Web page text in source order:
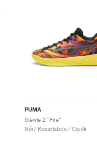
PUMA
Stewie 2 "Fire"
Női / Kosárlabda / Cipők